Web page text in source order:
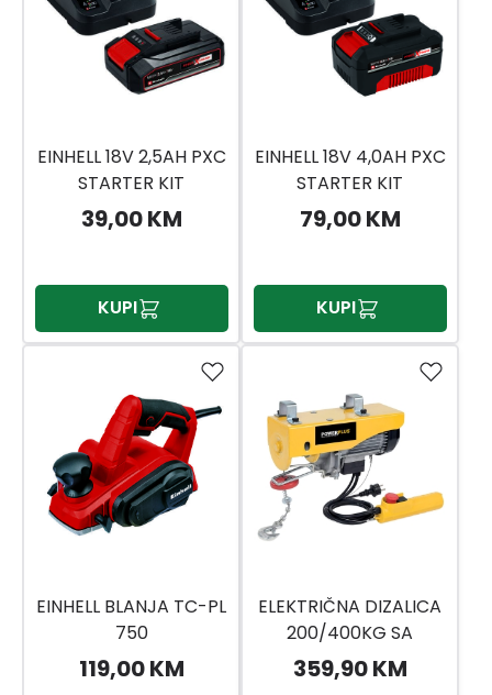
EINHELL 18V 2,5AH PXC
STARTER KIT
39,00 KM
KUPI
EINHELL 18V 4,0AH PXC
STARTER KIT
79,00 KM
KUPI
EINHELL BLANJA TC-PL
750
119,00 KM
ELEKTRIČNA DIZALICA
200/400KG SA
SAJLOM
359,90 KM